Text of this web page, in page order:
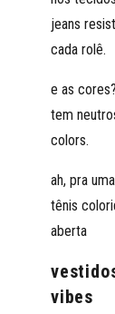
jeans
cada rolê.
e as
tem
colors.
ah, pra
tênis
aberta
vibes